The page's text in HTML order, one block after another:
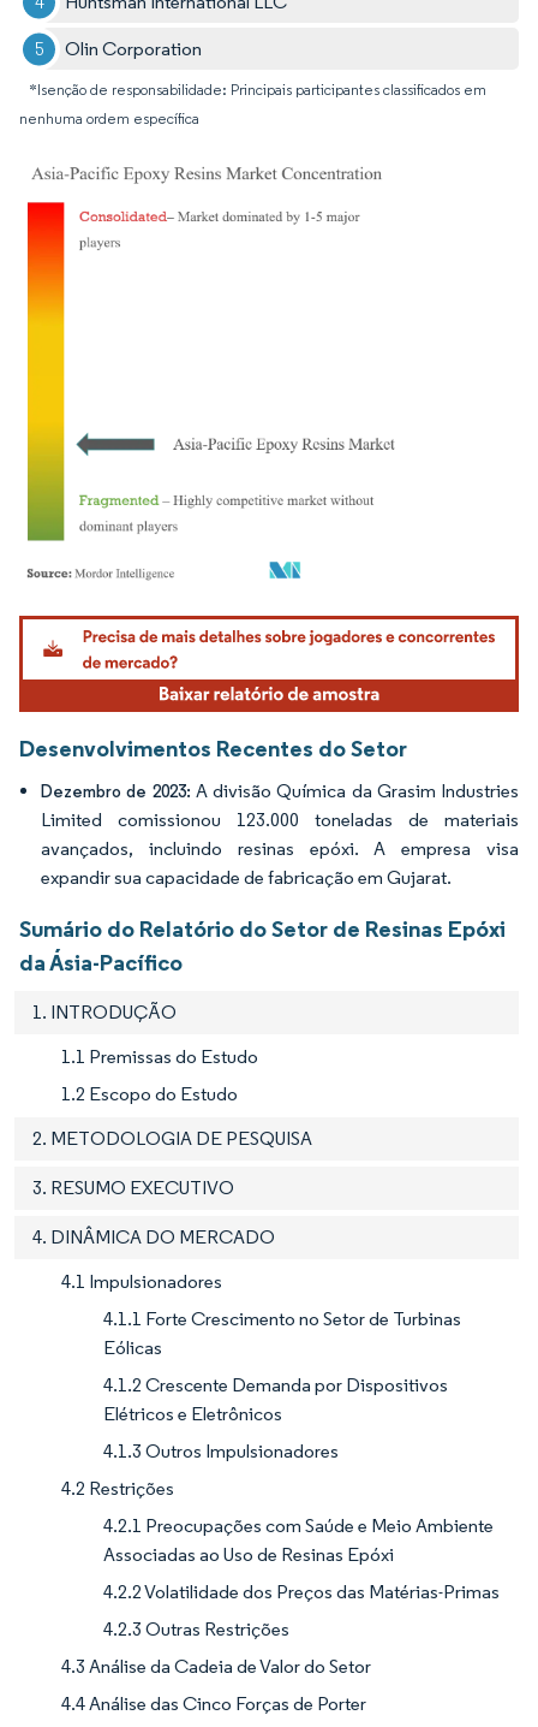
Olin Corporation
*Isenção de responsabilidade: Principais participantes classificados em
nenhuma ordem específica
Imagem © Mordor Intelligence. O reuso requer atribuição conforme CC BY 4.0.
Desenvolvimentos Recentes do Setor
Dezembro de 2023: A divisão Química da Grasim Industries
Limited comissionou 123.000 toneladas de materiais
avançados, incluindo resinas epóxi. A empresa visa
expandir sua capacidade de fabricação em Gujarat.
Sumário do Relatório do Setor de Resinas Epóxi
da Ásia-Pacífico
1. INTRODUÇÃO
1.1 Premissas do Estudo
1.2 Escopo do Estudo
2. METODOLOGIA DE PESQUISA
3. RESUMO EXECUTIVO
4. DINÂMICA DO MERCADO
4.1 Impulsionadores
4.1.1 Forte Crescimento no Setor de Turbinas
Eólicas
4.1.2 Crescente Demanda por Dispositivos
Elétricos e Eletrônicos
4.1.3 Outros Impulsionadores
4.2 Restrições
4.2.1 Preocupações com Saúde e Meio Ambiente
Associadas ao Uso de Resinas Epóxi
4.2.2 Volatilidade dos Preços das Matérias-Primas
4.2.3 Outras Restrições
4.3 Análise da Cadeia de Valor do Setor
4.4 Análise das Cinco Forças de Porter